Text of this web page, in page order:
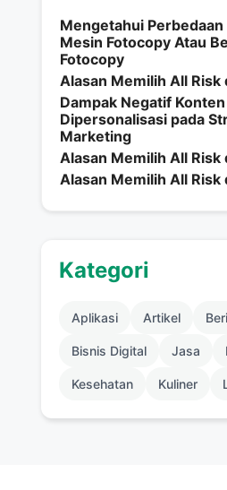
Mengetahui
Mesin Fotocopy Atau
Fotocopy
Alasan Memilih All Risk
Dampak Negatif
Dipersonalisasi pada
Marketing
Alasan Memilih All Risk
Alasan Memilih All Risk
Kategori
Aplikasi Artikel
Bisnis Digital Jasa
Kesehatan Kuliner